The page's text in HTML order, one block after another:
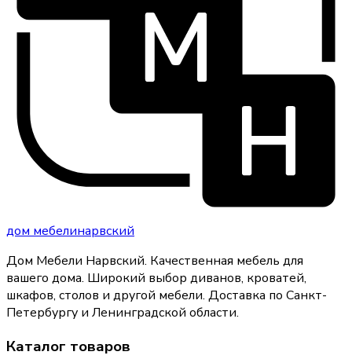
дом мебелинарвский
Дом Мебели Нарвский. Качественная мебель для
вашего дома. Широкий выбор диванов, кроватей,
шкафов, столов и другой мебели. Доставка по Санкт-
Петербургу и Ленинградской области.
Каталог товаров